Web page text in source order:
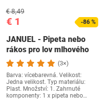
€ 1
€ 8,49
-86 %
JANUEL - Pipeta nebo
rákos pro lov mlhového
rohu
(3×)
Barva: vícebarevná. Velikost:
Jedna velikost. Typ materiálu:
Plast. Množství: 1. Zahrnuté
komponenty: 1 x pipeta nebo…